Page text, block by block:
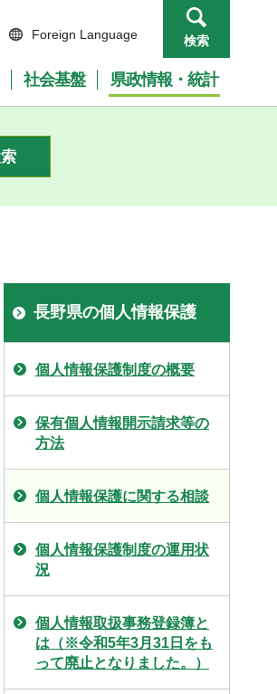
Foreign Language 検索
社会基盤 県政情報・統計
長野県の個人情報保護
個人情報保護制度の概要
保有個人情報開示請求等の
方法
個人情報保護に関する相談
個人情報保護制度の運用状
況
個人情報取扱事務登録簿と
は（※令和5年3月31日をも
って廃止となりました。）